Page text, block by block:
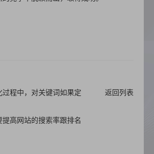
过程中，对关键词如果定
返回列表
高网站的搜索率跟排名